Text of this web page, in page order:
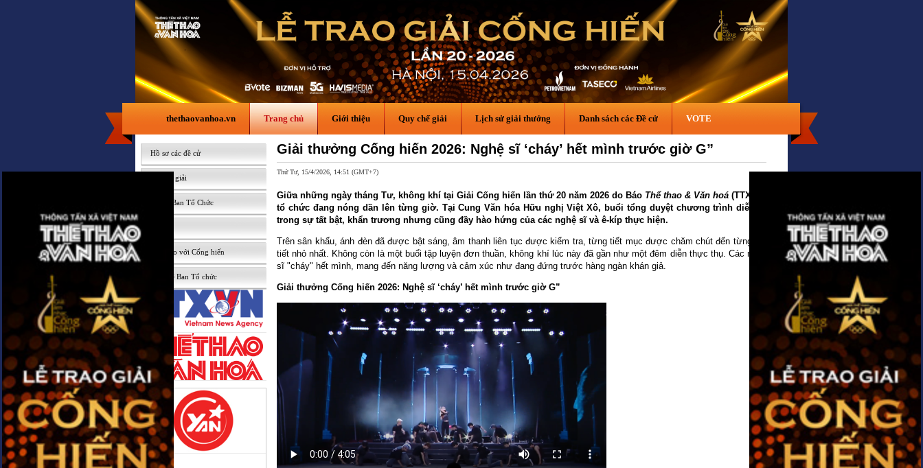
thethaovanhoa.vn Trang chủ Giới thiệu Quy chế giải Lịch sử giải thưởng Danh sách các Đề cử VOTE
Hồ sơ các đề cử
Lễ trao giải
Tin từ Ban Tổ Chức
Nhà báo với Cống hiến
Liên hệ Ban Tổ chức
Giải thưởng Cống hiến 2026: Nghệ sĩ ‘cháy’ hết mình trước giờ G”
Thứ Tư, 15/4/2026, 14:51 (GMT+7)
Giữa những ngày tháng Tư, không khí tại Giải Cống hiến lần thứ 20 năm 2026 do Báo Thể thao & Văn hoá (TTXVN)
tổ chức đang nóng dần lên từng giờ. Tại Cung Văn hóa Hữu nghị Việt Xô, buổi tổng duyệt chương trình diễn ra
trong sự tất bật, khẩn trương nhưng cũng đầy hào hứng của các nghệ sĩ và ê-kíp thực hiện.
Trên sân khấu, ánh đèn đã được bật sáng, âm thanh liên tục được kiểm tra, từng tiết mục được chăm chút đến từng chi
tiết nhỏ nhất. Không còn là một buổi tập luyện đơn thuần, không khí lúc này đã gần như một đêm diễn thực thụ. Các nghệ
sĩ "cháy" hết mình, mang đến năng lượng và cảm xúc như đang đứng trước hàng ngàn khán giả.
Giải thưởng Cống hiến 2026: Nghệ sĩ ‘cháy’ hết mình trước giờ G”